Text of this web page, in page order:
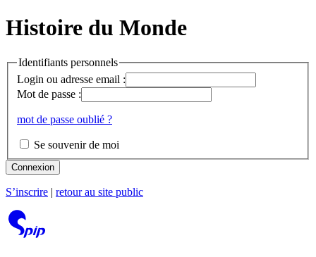
Histoire du Monde
Identifiants personnels
Login ou adresse email :
Mot de passe :
mot de passe oublié ?
Se souvenir de moi
Connexion
S’inscrire retour au site public